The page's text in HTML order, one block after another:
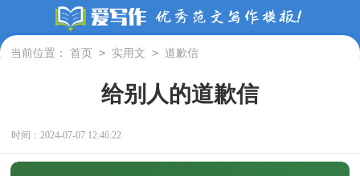
当前位置： 首页 > 实用文 > 道歉信
给别人的道歉信
时间：2024-07-07 12:46:22